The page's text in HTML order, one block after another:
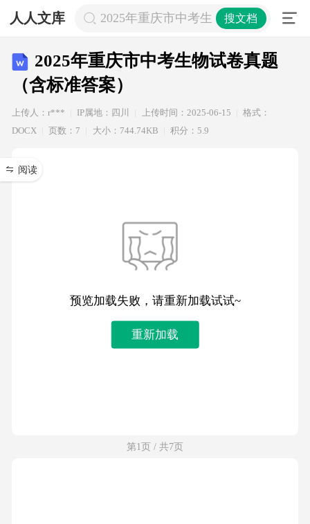
人人文库 2025年重庆市中考生物试卷真题（含
搜文档
2025年重庆市中考生物试卷真题
（含标准答案）
上传人：r*** IP属地：四川 上传时间：2025-06-15
格式：
DOCX
页数：7 大小：744.74KB 积分：5.9
阅读
预览加载失败，请重新加载试试~
重新加载
第1页 / 共7页